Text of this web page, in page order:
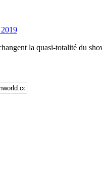
la quasi-totalité du